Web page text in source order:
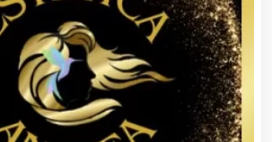
Nuevos y Usados